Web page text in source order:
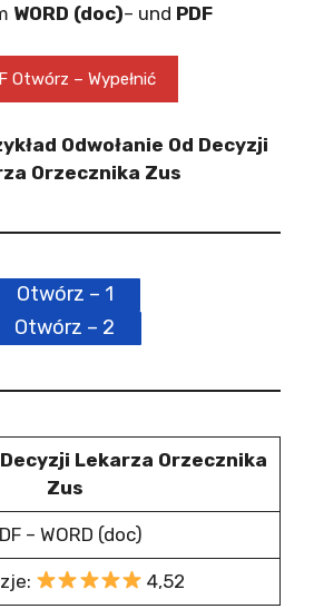
WORD (doc)– und PDF
Otwórz – Wypełnić
Odwołanie Od Decyzji
Orzecznika Zus
Otwórz – 1
Otwórz – 2
Decyzji Lekarza Orzecznika
Zus
– WORD (doc)
4,52